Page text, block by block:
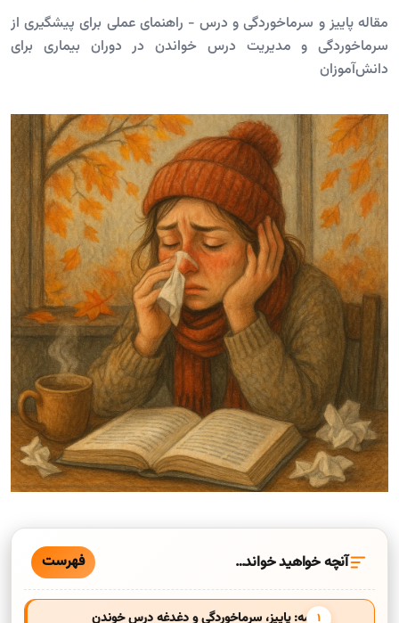
مقاله پاییز و سرماخوردگی و درس - راهنمای عملی برای پیشگیری از
سرماخوردگی و مدیریت درس خواندن در دوران بیماری برای
دانش‌آموزان
آنچه خواهید خواند… فهرست
مقدمه: پاییز، سرماخوردگی و دغدغه درس خوندن